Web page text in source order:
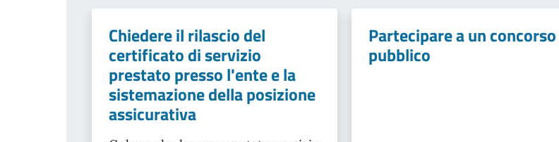
Chiedere il rilascio del
certificato di servizio
prestato presso l'ente e la
sistemazione della posizione
assicurativa
Partecipare a un concorso
pubblico